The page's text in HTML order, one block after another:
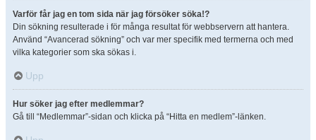
Varför får jag en tom sida när jag försöker söka!?
Din sökning resulterade i för många resultat för webbservern att hantera.
Använd “Avancerad sökning” och var mer specifik med termerna och med
vilka kategorier som ska sökas i.
Upp
Hur söker jag efter medlemmar?
Gå till “Medlemmar”-sidan och klicka på “Hitta en medlem”-länken.